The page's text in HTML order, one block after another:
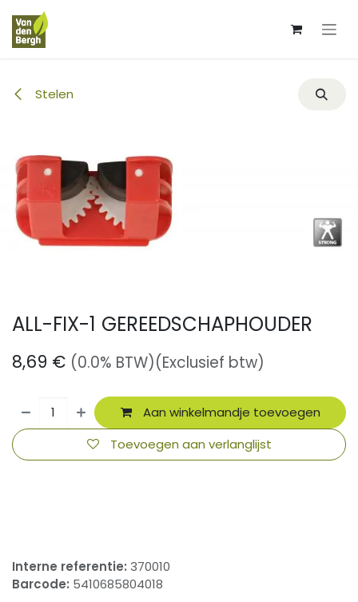
Overslaan naar inhoud
Stelen
ALL-FIX-1 GEREEDSCHAPHOUDER
8,69 € (0.0% BTW)(Exclusief btw)
Aan winkelmandje toevoegen
Toevoegen aan verlanglijst
Interne referentie: 370010
Barcode: 5410685804018